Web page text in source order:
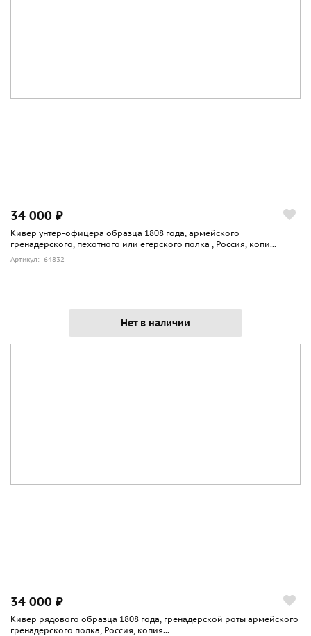
34 000 ₽
Кивер унтер-офицера образца 1808 года, армейского
гренадерского, пехотного или егерского полка , Россия, копи...
Артикул: 64832
Нет в наличии
34 000 ₽
Кивер рядового образца 1808 года, гренадерской роты армейского
гренадерского полка, Россия, копия...